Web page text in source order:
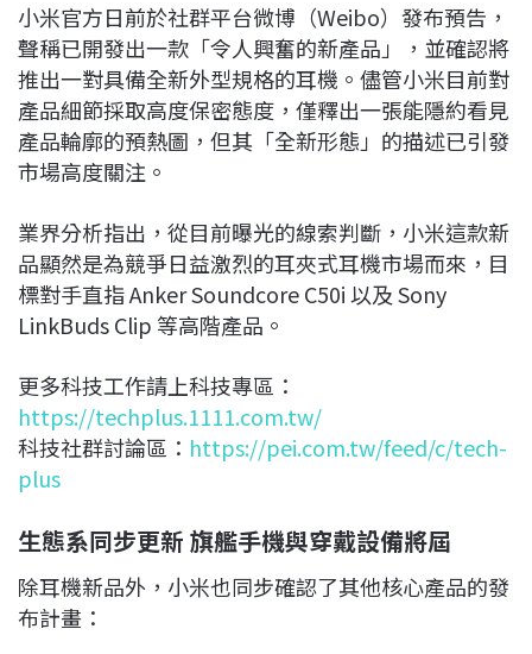
小米官方日前於社群平台微博（Weibo）發布預告，
聲稱已開發出一款「令人興奮的新產品」，並確認將
推出一對具備全新外型規格的耳機。儘管小米目前對
產品細節採取高度保密態度，僅釋出一張能隱約看見
產品輪廓的預熱圖，但其「全新形態」的描述已引發
市場高度關注。
業界分析指出，從目前曝光的線索判斷，小米這款新
品顯然是為競爭日益激烈的耳夾式耳機市場而來，目
標對手直指 Anker Soundcore C50i 以及 Sony
LinkBuds Clip 等高階產品。
更多科技工作請上科技專區：
https://techplus.1111.com.tw/
科技社群討論區： https://pei.com.tw/feed/c/tech-
plus
生態系同步更新 旗艦手機與穿戴設備將屆
除耳機新品外，小米也同步確認了其他核心產品的發
布計畫：